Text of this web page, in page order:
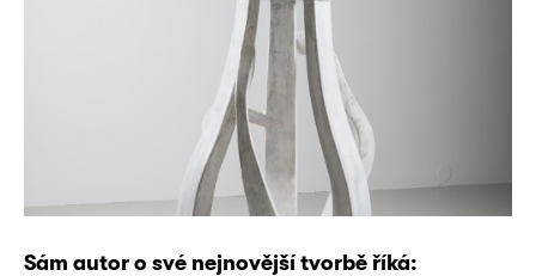
Sám autor o své nejnovější tvorbě říká: